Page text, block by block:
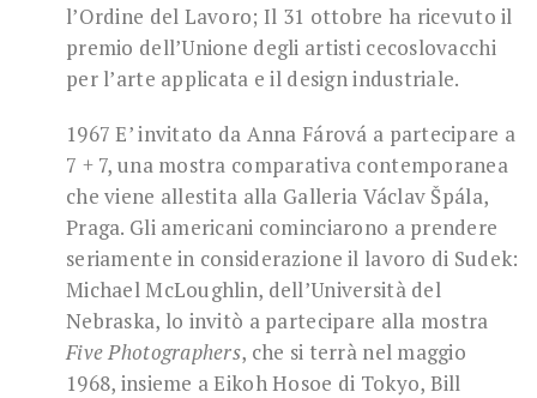
l’Ordine del Lavoro; Il 31 ottobre ha ricevuto il
premio dell’Unione degli artisti cecoslovacchi
per l’arte applicata e il design industriale.
1967 E’ invitato da Anna Fárová a partecipare a
7 + 7, una mostra comparativa contemporanea
che viene allestita alla Galleria Václav Špála,
Praga. Gli americani cominciarono a prendere
seriamente in considerazione il lavoro di Sudek:
Michael McLoughlin, dell’Università del
Nebraska, lo invitò a partecipare alla mostra
Five Photographers, che si terrà nel maggio
1968, insieme a Eikoh Hosoe di Tokyo, Bill